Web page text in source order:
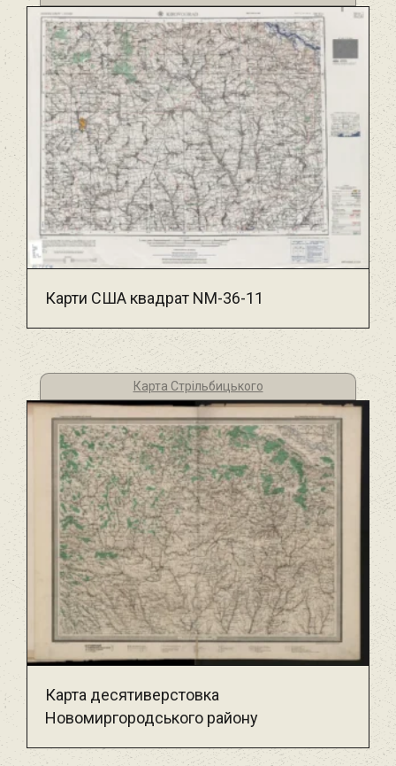
Карти США квадрат NM-36-11
Карта Стрільбицького
Карта десятиверстовка
Новомиргородського району